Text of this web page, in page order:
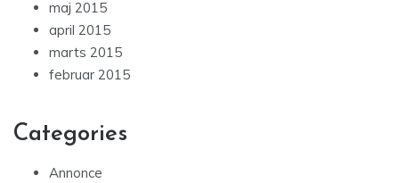
maj 2015
april 2015
marts 2015
februar 2015
Categories
Annonce